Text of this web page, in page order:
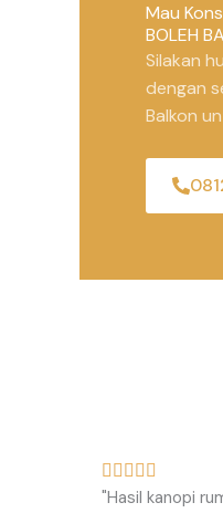
Mau
BOLEH
Silakan
dengan
Balkon
    
a
"Hasil kanopi